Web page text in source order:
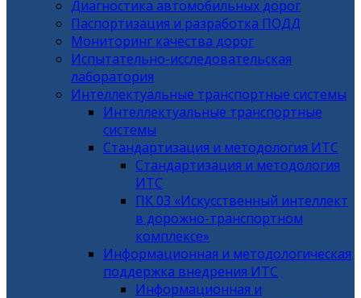
Диагностика автомобильных дорог
Паспортизация и разработка ПОДД
Мониторинг качества дорог
Испытательно-исследовательская
лаборатория
Интеллектуальные транспортные системы
Интеллектуальные транспортные
системы
Стандартизация и методология ИТС
Стандартизация и методология
ИТС
ПК 03 «Искусственный интеллект
в дорожно-транспортном
комплексе»
Информационная и методологическая
поддержка внедрения ИТС
Информационная и